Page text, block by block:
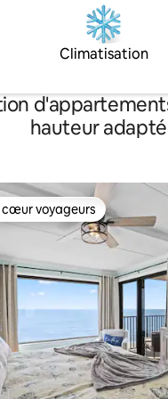
Climatisation
hauteur
voyageurs les plus
cœur voyageurs